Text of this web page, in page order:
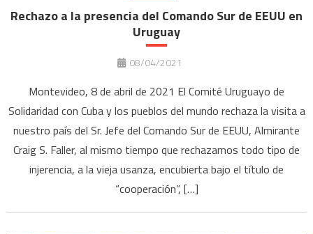
Rechazo a la presencia del Comando Sur de EEUU en
Uruguay
08/04/2021
Montevideo, 8 de abril de 2021 El Comité Uruguayo de
Solidaridad con Cuba y los pueblos del mundo rechaza la visita a
nuestro país del Sr. Jefe del Comando Sur de EEUU, Almirante
Craig S. Faller, al mismo tiempo que rechazamos todo tipo de
injerencia, a la vieja usanza, encubierta bajo el título de
“cooperación”, […]